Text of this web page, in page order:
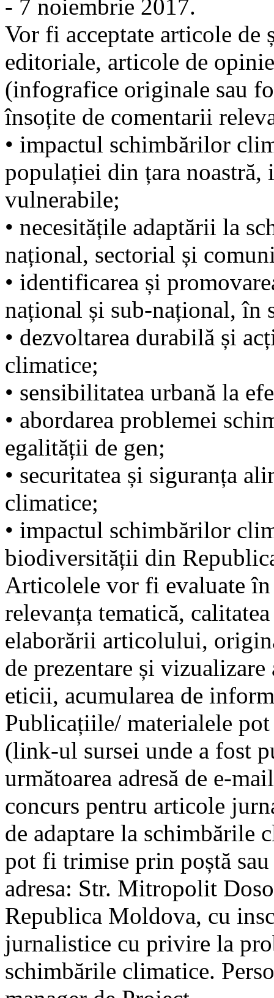
- 7 noiembrie 2017.
Vor fi acceptate articole
editoriale, articole de
(infografice originale sau
însoțite de comentarii
• impactul schimbărilor
populației din țara
vulnerabile;
• necesitățile adaptării la
național, sectorial și
• identificarea și
național și sub-național, în
• dezvoltarea durabilă și
climatice;
• sensibilitatea urbană la
• abordarea problemei
egalității de gen;
• securitatea și siguranța
climatice;
• impactul schimbărilor
biodiversității din
Articolele vor fi evaluate
relevanța tematică,
elaborării articolului,
de prezentare și
eticii, acumularea de
Publicațiile/ materialele
(link-ul sursei unde a fost
următoarea adresă de e-
concurs pentru articole
de adaptare la schimbările
pot fi trimise prin poștă
adresa: Str. Mitropolit
Republica Moldova, cu
jurnalistice cu privire la
schimbările climatice.